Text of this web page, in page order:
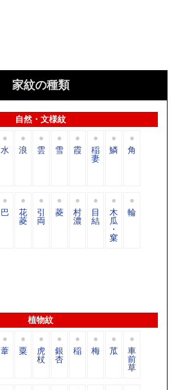
家紋の種類
自然・文様紋
水 浪 雲 雪 霞 稲
妻
鱗 角
巴 花
菱
引
両
菱 村
濃
目
結
木
瓜
・
窠
輪
植物紋
葦 粟 虎
杖
銀
杏
稲 梅 苽 車
前
草